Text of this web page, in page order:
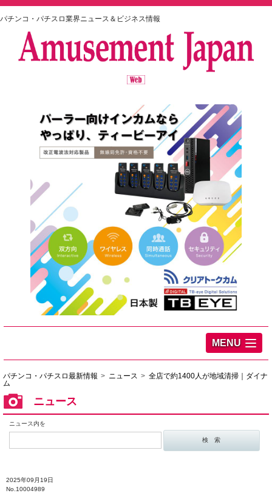
パチンコ・パチスロ業界ニュース＆ビジネス情報
MENU
パチンコ・パチスロ最新情報 ニュース
全店で約1400人が地域清掃｜ダイナ
ム
ニュース
ニュース内を
2025年09月19日
No.10004989